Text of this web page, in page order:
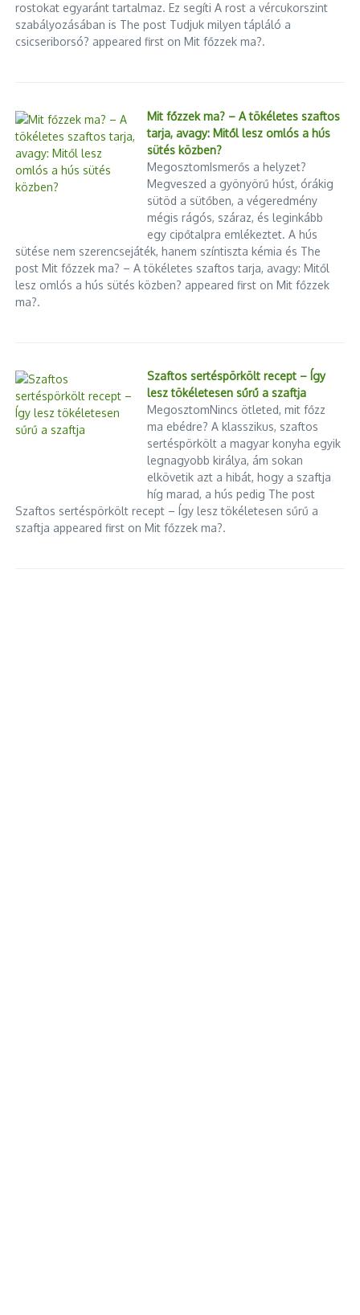
rostokat egyaránt tartalmaz. Ez segíti A rost a vércukorszint
szabályozásában is The post Tudjuk milyen tápláló a
csicseriborsó? appeared first on Mit főzzek ma?.
Mit főzzek ma? – A tökéletes szaftos
tarja, avagy: Mitől lesz omlós a hús
sütés közben?
MegosztomIsmerős a helyzet?
Megveszed a gyönyörű húst, órákig
sütöd a sütőben, a végeredmény
mégis rágós, száraz, és leginkább
egy cipőtalpra emlékeztet. A hús
sütése nem szerencsejáték, hanem színtiszta kémia és The
post Mit főzzek ma? – A tökéletes szaftos tarja, avagy: Mitől
lesz omlós a hús sütés közben? appeared first on Mit főzzek
ma?.
Szaftos sertéspörkölt recept – Így
lesz tökéletesen sűrű a szaftja
MegosztomNincs ötleted, mit főzz
ma ebédre? A klasszikus, szaftos
sertéspörkölt a magyar konyha egyik
legnagyobb királya, ám sokan
elkövetik azt a hibát, hogy a szaftja
híg marad, a hús pedig The post
Szaftos sertéspörkölt recept – Így lesz tökéletesen sűrű a
szaftja appeared first on Mit főzzek ma?.